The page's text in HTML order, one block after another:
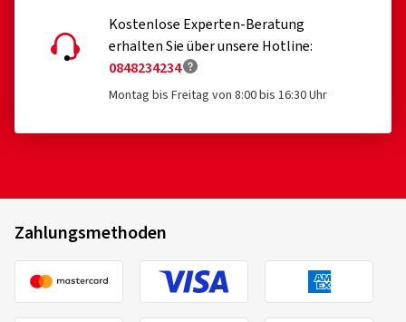
Kostenlose Experten-Beratung
erhalten Sie über unsere Hotline:
0848234234
Montag bis Freitag von 8:00 bis 16:30 Uhr
Zahlungsmethoden